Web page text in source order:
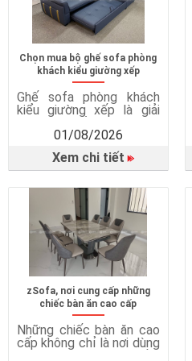
Chọn mua bộ ghế sofa phòng
khách kiểu giường xếp
Ghế sofa phòng khách
kiểu giường xếp là giải
kết hợp giữa ghế sofa và
giường ngủ trong cùng
một sản phẩm. Vì sao
cần ghế sofa giường?
Tiết kiệm diện tích hiệu
quả Sofa giường rất phù
hợp với căn hộ chung cư,
phòng ngủ nhỏ hoặc nhà
có […]
01/08/2026
Xem chi tiết
zSofa, nơi cung cấp những
chiếc bàn ăn cao cấp
Những chiếc bàn ăn cao
cấp không chỉ là nơi dùng